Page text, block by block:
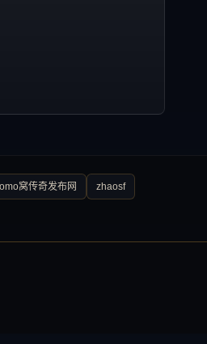
lomo窝传奇发布网 zhaosf